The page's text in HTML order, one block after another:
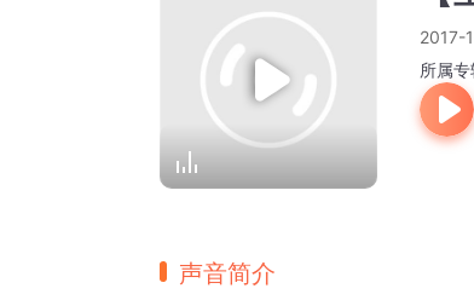
2017-
所属专
声音简介